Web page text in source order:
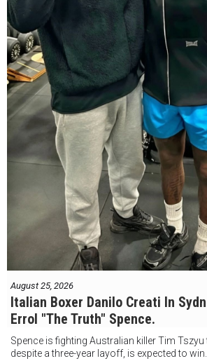
August 25, 2026
Italian Boxer Danilo Creati In
Errol "The Truth" Spence.
Spence is fighting Australian killer Tim Tszyu
despite a three-year layoff, is expected to win.